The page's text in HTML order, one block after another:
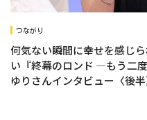
つながり
何気ない瞬間に幸せを感じ
い『終幕のロンド —もう二
ゆりさんインタビュー〈後